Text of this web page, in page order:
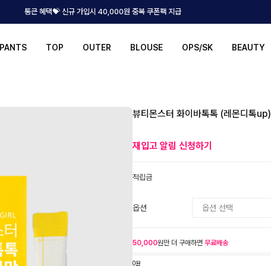
통큰 혜택💝 신규 가입시 40,000원 중복 쿠폰팩 지급
PANTS TOP OUTER BLOUSE OPS/SK BEAUTY
뷰티몬스터 화이바톡톡 (레몬디톡up)
재입고 알림 신청하기
적립금
옵션
50,000원만 더 구매하면 무료배송
0원